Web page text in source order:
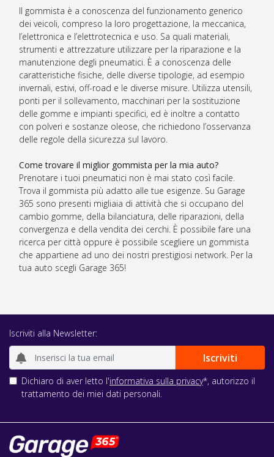
Il gommista è a conoscenza del funzionamento generico
dei veicoli, compreso la loro progettazione, la meccanica,
l’elettronica e l’elettrotecnica e uso. Sa quali materiali,
strumenti e attrezzature utilizzare per la riparazione e la
manutenzione degli pneumatici. È a conoscenza delle
caratteristiche fisiche, delle diverse tipologie, ad esempio
invernali, estivi, off-road e le diverse misure. Utilizza utensili,
ponti per il sollevamento, macchinari per la sostituzione
delle gomme e impianti specifici, ed è inoltre a contatto
con polveri e sostanze oleose, che richiedono l’osservanza
delle regole della sicurezza sul lavoro.
Come trovare il miglior gommista per la mia auto?
Prenotare i tuoi pneumatici non è mai stato così facile.
Trova il gommista più adatto alle tue esigenze. Su Garage
365 sono presenti migliaia di attività che si occupano del
cambio gomme, della bilanciatura, delle riparazioni, della
convergenza e della vendita dei cerchi. È possibile fare una
ricerca per città oppure è possibile scegliere un gommista
che appartiene ad uno dei nostri prestigiosi network. Per la
tua auto scegli Garage 365!
Iscriviti alla Newsletter:
Dichiaro di aver letto l'informativa sulla privacy*, autorizzo il
trattamento dei miei dati personali.